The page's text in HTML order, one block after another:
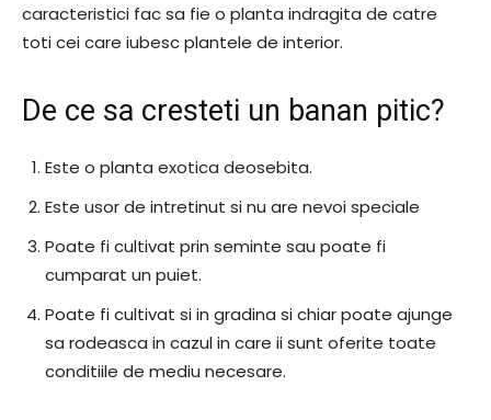
caracteristici fac sa fie o planta indragita de catre
toti cei care iubesc plantele de interior.
De ce sa cresteti un banan pitic?
Este o planta exotica deosebita.
Este usor de intretinut si nu are nevoi speciale
Poate fi cultivat prin seminte sau poate fi
cumparat un puiet.
Poate fi cultivat si in gradina si chiar poate ajunge
sa rodeasca in cazul in care ii sunt oferite toate
conditiile de mediu necesare.